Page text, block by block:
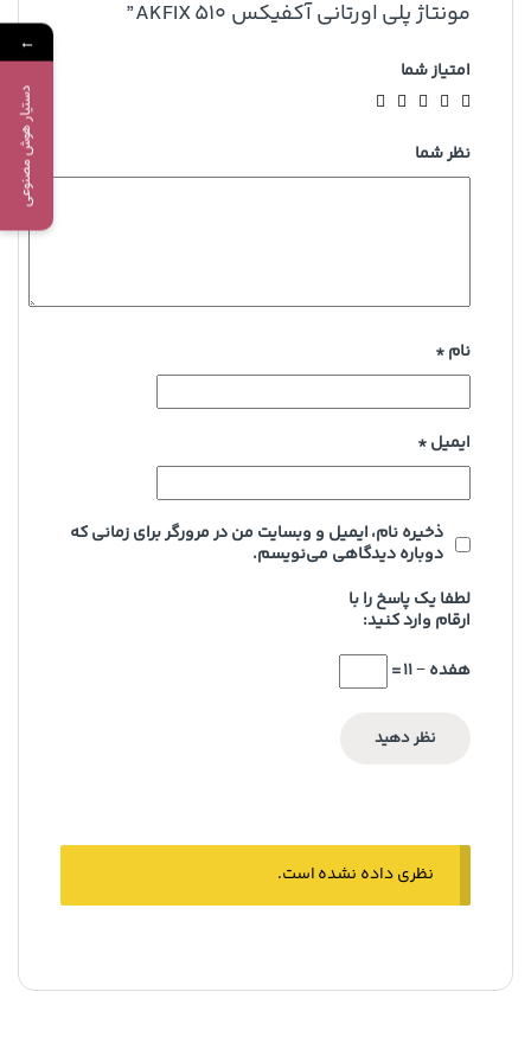
مونتاژ پلی اورتانی آکفیکس 510 AKFIX”
امتیاز شما
نظر شما
نام*
ایمیل*
ذخیره نام، ایمیل و وبسایت من در مرورگر برای زمانی که
دوباره دیدگاهی می‌نویسم.
لطفا یک پاسخ را با
ارقام وارد کنید:
هفده − 11 =
نظری داده نشده است.
←
دستیار هوش مصنوعی